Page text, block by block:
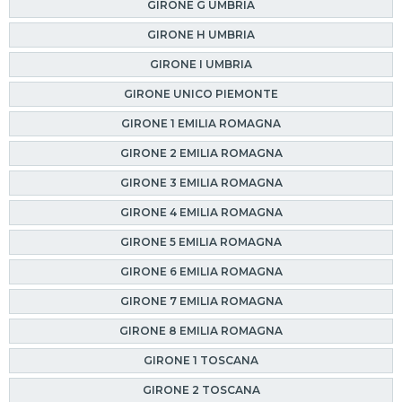
GIRONE G UMBRIA
GIRONE H UMBRIA
GIRONE I UMBRIA
GIRONE UNICO PIEMONTE
GIRONE 1 EMILIA ROMAGNA
GIRONE 2 EMILIA ROMAGNA
GIRONE 3 EMILIA ROMAGNA
GIRONE 4 EMILIA ROMAGNA
GIRONE 5 EMILIA ROMAGNA
GIRONE 6 EMILIA ROMAGNA
GIRONE 7 EMILIA ROMAGNA
GIRONE 8 EMILIA ROMAGNA
GIRONE 1 TOSCANA
GIRONE 2 TOSCANA